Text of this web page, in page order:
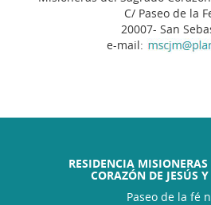
C/ Paseo de la
20007- San
e-mail:
RESIDENCIA
CORAZÓN DE JESÚS
Paseo de la fé